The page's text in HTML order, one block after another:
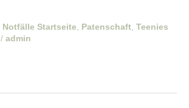
Notfälle Startseite Patenschaft Teenies
/ admin